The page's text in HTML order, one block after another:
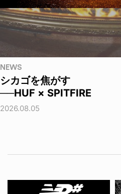
NEWS
シカゴを焦がす
──HUF × SPITFIRE
2026.08.05